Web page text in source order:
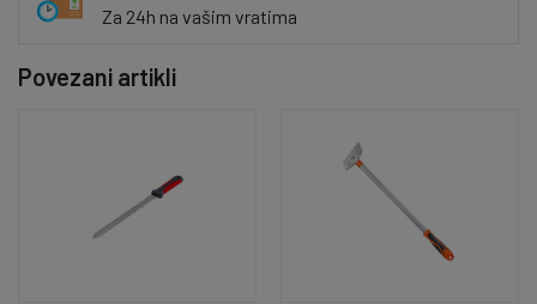
Za 24h na vašim vratima
Povezani artikli